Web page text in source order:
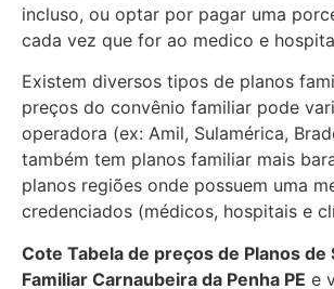
incluso, ou optar por pagar uma
cada vez que for ao medico e
Existem diversos tipos de planos
preços do convênio familiar pode
operadora (ex: Amil, Sulamérica,
também tem planos familiar mais
planos regiões onde possuem uma
credenciados (médicos, hospitais e
Cote Tabela de preços de Planos de
Familiar Carnaubeira da Penha PE e